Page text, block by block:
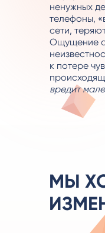
ненужных
телефоны,
сети,
Ощущение
к потере
вредит
МЫ